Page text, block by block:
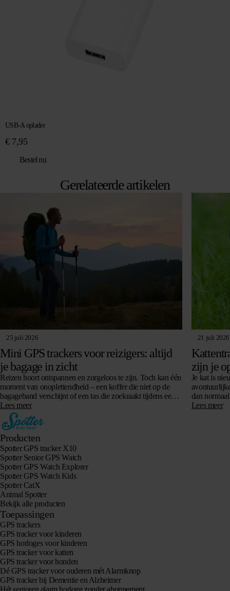
USB-A oplader
€7,95
Bestel nu
Gerelateerde artikelen
25 juli 2026
Mini GPS trackers voor reizigers: altijd
je bagage in zicht
Reizen hoort ontspannen en zorgeloos te zijn. Toch kan één
moment van onoplettendheid – een koffer die niet op de
bagageband verschijnt of een tas die zoekraakt tijdens een
overstap…
Lees meer
21 juli 2026
zijn je
Je kat is
dan
Lees meer
Producten
Spotter GPS tracker X10
Spotter Senior GPS Watch
Spotter GPS Watch Explorer
Spotter GPS Watch Kids
Spotter CatX
Animal Spotter
Bekijk alle producten
Toepassingen
GPS trackers
GPS tracker voor kinderen
GPS horloges voor kinderen
GPS tracker voor katten
GPS tracker voor honden
Dé GPS tracker voor ouderen mét Alarmknop
GPS tracker bij Dementie en Alzheimer
Hét senioren alarm horloge zonder abonnement